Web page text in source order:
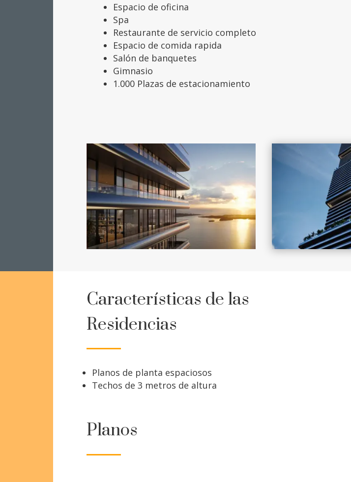
Espacio de oficina
Spa
Restaurante de servicio completo
Espacio de comida rapida
Salón de banquetes
Gimnasio
1.000 Plazas de estacionamiento
Características de las
Residencias
Planos de planta espaciosos
Techos de 3 metros de altura
Planos